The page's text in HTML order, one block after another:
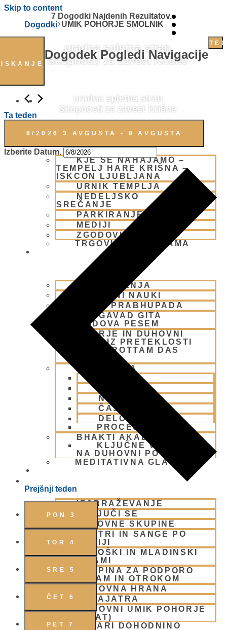
Skip to content
uradna spletna stran
Skupnosti za zavest Krišne
uradna spletna stran
Skupnosti za zavest Krišne
KJE SE NAHAJAMO –
TEMPELJ HARE KRIŠNA –
ISKCON LJUBLJANA
URNIK TEMPLJA
NEDELJSKO
SREČANJE
PARKIRANJE
MEDIJI
ZGODOVINA
TRGOVINA ATMARAMA
NAŠA UČENJA
BISTVENI NAUKI
ŠRILA PRABHUPADA
BHAGAVAD GITA
GOSPODOVA PESEM
AČARJE IN DUHOVNI
UČITELJI IZ PRETEKLOSTI
NAROTTAM DAS
FILOZOFIJA
NARAVA
ČAS
DELOVANJE
PROCES
BHAKTI AKADEMIJA
KLJUČNE VREDNOTE
NA DUHOVNI POTI 2
MEDITATIVNA GLASBA
IZOBRAŽEVANJE
VKLJUČI SE
DELOVNE SKUPINE
CENTRI IN SANGE PO
SLOVENIJI
OTROŠKI IN MLADINSKI
PROGRAMI
SKUPINA ZA PODPORO
DRUŽINAM IN OTROKOM
DUHOVNA HRANA
PADAJATRA
DUHOVNI UMIK POHORJE
(RETREAT)
PODARI DOHODNINO
7 Dogodki Najdenih Rezultatov.
Dogodki UMIK POHORJE SMOLNIK
ISKANJE
Dogodek Pogledi Navigacije
Ta teden
8/2026 3 AVGUSTA - 9 AVGUSTA
Izberite Datum.
Prejšnji teden
PON 3
TOR 4
SRE 5
ČET 6
PET 7